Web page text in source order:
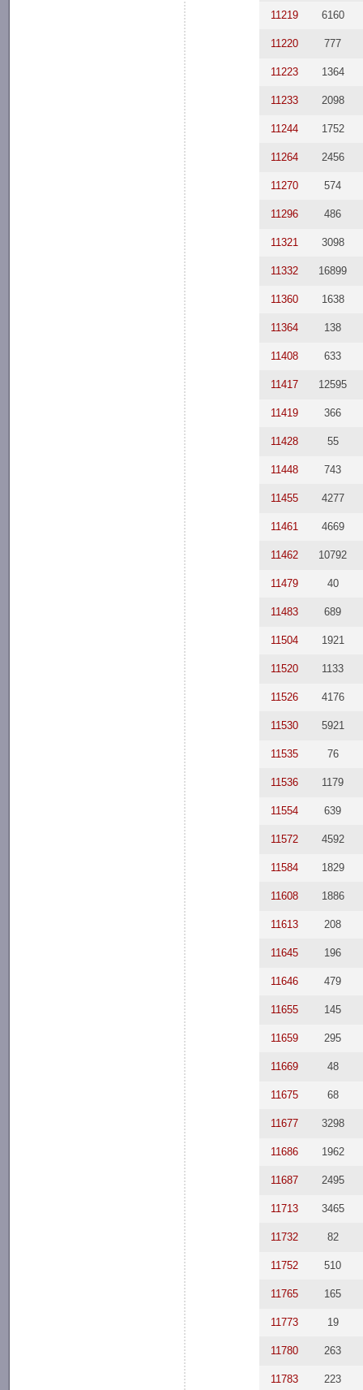
11219 6160
11220 777
11223 1364
11233 2098
11244 1752
11264 2456
11270 574
11296 486
11321 3098
11332 16899
11360 1638
11364 138
11408 633
11417 12595
11419 366
11428 55
11448 743
11455 4277
11461 4669
11462 10792
11479 40
11483 689
11504 1921
11520 1133
11526 4176
11530 5921
11535 76
11536 1179
11554 639
11572 4592
11584 1829
11608 1886
11613 208
11645 196
11646 479
11655 145
11659 295
11669 48
11675 68
11677 3298
11686 1962
11687 2495
11713 3465
11732 82
11752 510
11765 165
11773 19
11780 263
11783 223